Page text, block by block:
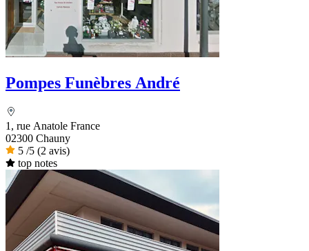
Pompes Funèbres André
1, rue Anatole France
02300 Chauny
5 /5 (2 avis)
top notes